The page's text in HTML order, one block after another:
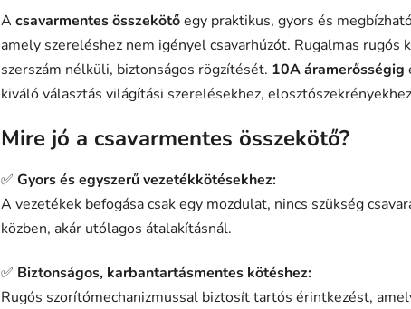
A csavarmentes összekötőegy praktikus, gyors és
amely szereléshez nem igényel csavarhúzót. Rugalmas rugós
szerszám nélküli, biztonságos rögzítését. 10A áramerősségig
kiváló választás világítási szerelésekhez,
Mire jó a csavarmentes összekötő?
✅ Gyors és egyszerű vezetékkötésekhez:
A vezetékek befogása csak egy mozdulat, nincs szükség
közben, akár utólagos átalakításnál.
✅ Biztonságos, karbantartásmentes kötéshez:
Rugós szorítómechanizmussal biztosít tartós érintkezést,